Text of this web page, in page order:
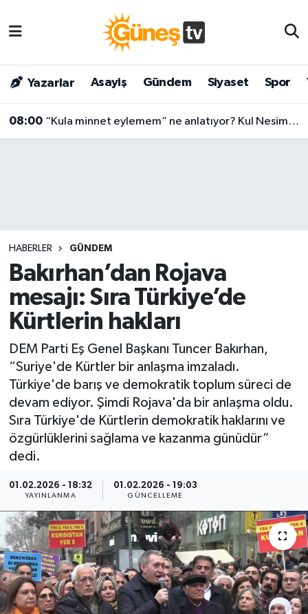
Yazarlar Asayiş Gündem Siyaset Spor
08:00 “Kula minnet eylemem” ne anlatıyor? Kul Nesimi’nin yüzyılları aşan mesajı
HABERLER GÜNDEM
Bakırhan’dan Rojava
mesajı: Sıra Türkiye’de
Kürtlerin hakları
DEM Parti Eş Genel Başkanı Tuncer Bakırhan,
“Suriye'de Kürtler bir anlaşma imzaladı.
Türkiye'de barış ve demokratik toplum süreci de
devam ediyor. Şimdi Rojava'da bir anlaşma oldu.
Sıra Türkiye'de Kürtlerin demokratik haklarını ve
özgürlüklerini sağlama ve kazanma günüdür”
dedi.
01.02.2026 - 18:32
YAYINLANMA
01.02.2026 - 19:03
GÜNCELLEME
Bilim & Teknoloji
Dünya
Magazin
Siyaset
Spor
Yaşam
Malatya Nöbetçi Eczaneler
Malatya Hava Durumu
Malatya Namaz Vakitleri
Son Dakika Haberleri
Haber Arşivi